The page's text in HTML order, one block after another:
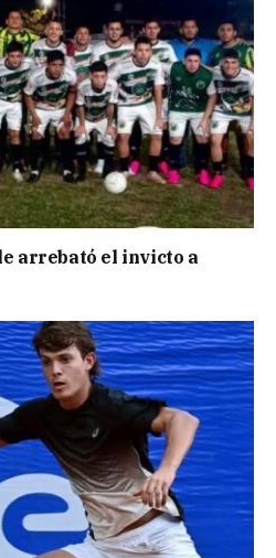
arrebató el invicto a